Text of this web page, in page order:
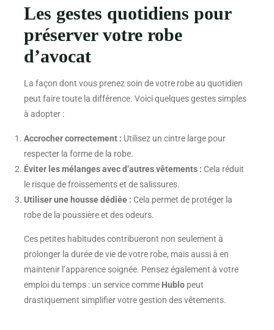
Les gestes quotidiens pour
préserver votre robe
d’avocat
La façon dont vous prenez soin de votre robe au quotidien
peut faire toute la différence. Voici quelques gestes simples
à adopter :
Accrocher correctement : Utilisez un cintre large pour
respecter la forme de la robe.
Éviter les mélanges avec d’autres vêtements : Cela réduit
le risque de froissements et de salissures.
Utiliser une housse dédiée : Cela permet de protéger la
robe de la poussière et des odeurs.
Ces petites habitudes contribueront non seulement à
prolonger la durée de vie de votre robe, mais aussi à en
maintenir l’apparence soignée. Pensez également à votre
emploi du temps : un service comme Hublopeut
drastiquement simplifier votre gestion des vêtements.